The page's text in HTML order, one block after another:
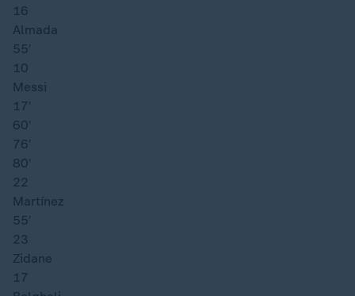
16
Almada
55′
10
Messi
17′
60′
76′
80′
22
Martínez
55′
23
Zidane
17